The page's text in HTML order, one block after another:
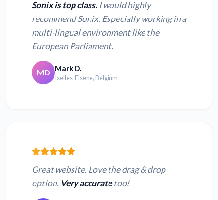
Sonix is top class. I would highly
recommend Sonix. Especially working in a
multi-lingual environment like the
European Parliament.
MD Mark D.
Ixelles-Elsene, Belgium
Great website. Love the drag & drop
option. Very accuratetoo!